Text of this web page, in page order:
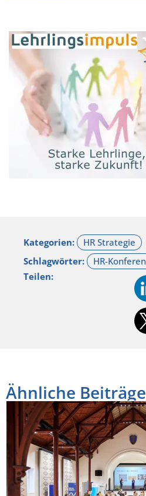
Kategorien:
Schlagwörter:
Teilen:
Ähnliche Beiträge